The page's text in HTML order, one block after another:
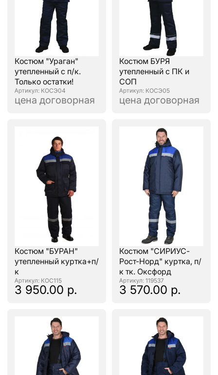
Костюм "Ураган"
утепленный с п/к.
Только остатки!
: КОСЭ04
цена договорная
Костюм БУРЯ
утепленный с ПК и
СОП
: КОСЭ05
цена договорная
Костюм "БУРАН"
утепленный куртка+п/
к
: КОС115
3 950.00 р.
Костюм "СИРИУС-
Рост-Норд" куртка, п/
к тк. Оксфорд
: 119537
3 570.00 р.